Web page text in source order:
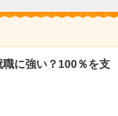
に強い？100％を支